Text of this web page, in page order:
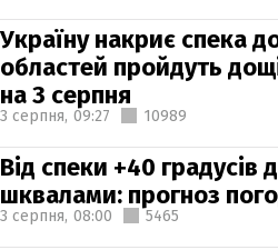
Україну накриє спека
областей пройдуть
на 3 серпня
3 серпня, 09:27 10989
Від спеки +40 градусів
шквалами: прогноз
3 серпня, 08:00 5465